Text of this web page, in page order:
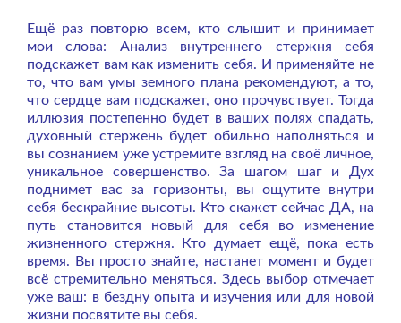
Ещё раз повторю всем, кто слышит и принимает
мои слова: Анализ внутреннего стержня себя
подскажет вам как изменить себя. И применяйте не
то, что вам умы земного плана рекомендуют, а то,
что сердце вам подскажет, оно прочувствует. Тогда
иллюзия постепенно будет в ваших полях спадать,
духовный стержень будет обильно наполняться и
вы сознанием уже устремите взгляд на своё личное,
уникальное совершенство. За шагом шаг и Дух
поднимет вас за горизонты, вы ощутите внутри
себя бескрайние высоты. Кто скажет сейчас ДА, на
путь становится новый для себя во изменение
жизненного стержня. Кто думает ещё, пока есть
время. Вы просто знайте, настанет момент и будет
всё стремительно меняться. Здесь выбор отмечает
уже ваш: в бездну опыта и изучения или для новой
жизни посвятите вы себя.